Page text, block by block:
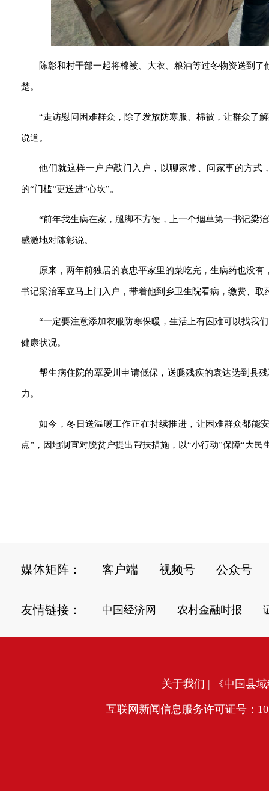
陈彰和村干部一起将棉被、大衣、粮油等过冬物资送到
楚。
“走访慰问困难群众，除了发放防寒服、棉被，让群众了
说道。
他们就这样一户户敲门入户，以聊家常、问家事的方
的“门槛”更送进“心坎”。
“前年我生病在家，腿脚不方便，上一个烟草第一书记梁
感激地对陈彰说。
原来，两年前独居的袁忠平家里的菜吃完，生病药也没
书记梁治军立马上门入户，带着他到乡卫生院看病，缴费、取
“一定要注意添加衣服防寒保暖，生活上有困难可以找我
健康状况。
帮生病住院的覃爱川申请低保，送腿残疾的袁达选到县
力。
如今，冬日送温暖工作正在持续推进，让困难群众都能
点”，因地制宜对脱贫户提出帮扶措施，以“小行动”保障“大
媒体矩阵： 客户端 视频号 公众号
友情链接： 中国经济网 农村金融时报
关于我们 | 《中国县
互联网新闻信息服务许可证号：